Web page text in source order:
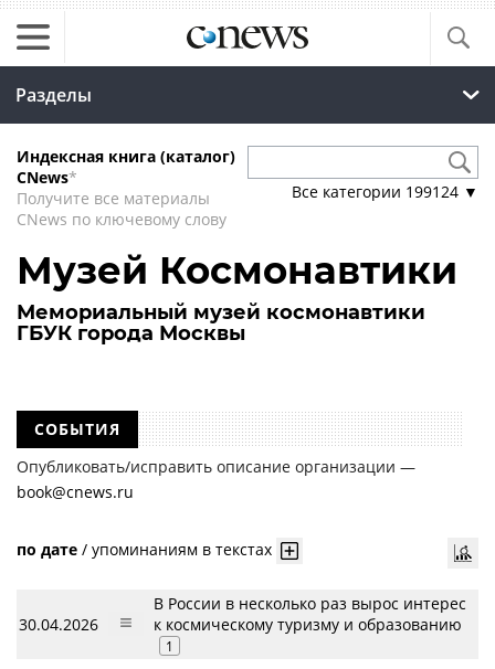
Разделы
Индексная книга (каталог)
CNews*
Получите все материалы
CNews по ключевому слову
Все категории 199124 ▼
Музей Космонавтики
Мемориальный музей космонавтики
ГБУК города Москвы
СОБЫТИЯ
Опубликовать/исправить описание организации —
book@cnews.ru
по дате / упоминаниям в текстах
30.04.2026
В России в несколько раз вырос интерес
к космическому туризму и образованию
1